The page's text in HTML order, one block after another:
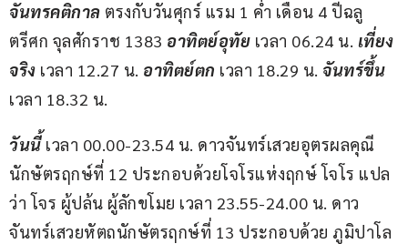
จันทรคติกาล ตรงกับวันศุกร์ แรม 1 ค่ำ เดือน 4 ปีฉลู
ตรีศก จุลศักราช 1383 อาทิตย์อุทัย เวลา 06.24 น. เที่ยง
จริง เวลา 12.27 น. อาทิตย์ตก เวลา 18.29 น. จันทร์ขึ้น
เวลา 18.32 น.
วันนี้ เวลา 00.00-23.54 น. ดาวจันทร์เสวยอุตรผลคุณี
นักษัตรฤกษ์ที่ 12 ประกอบด้วยโจโรแห่งฤกษ์ โจโร แปล
ว่า โจร ผู้ปล้น ผู้ลักขโมย เวลา 23.55-24.00 น. ดาว
จันทร์เสวยหัตถนักษัตรฤกษ์ที่ 13 ประกอบด้วย ภูมิปาโล